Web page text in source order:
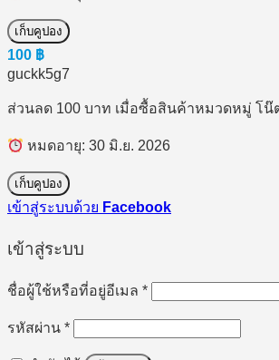
เก็บคูปอง
100 ฿
guckk5g7
ส่วนลด 100 บาท เมื่อซื้อสินค้าหมวดหมู่ โน๊
หมดอายุ: 30 มิ.ย. 2026
เก็บคูปอง
เข้าสู่ระบบด้วย Facebook
เข้าสู่ระบบ
ชื่อผู้ใช้หรือที่อยู่อีเมล *ต้องการ
รหัสผ่าน *ต้องการ